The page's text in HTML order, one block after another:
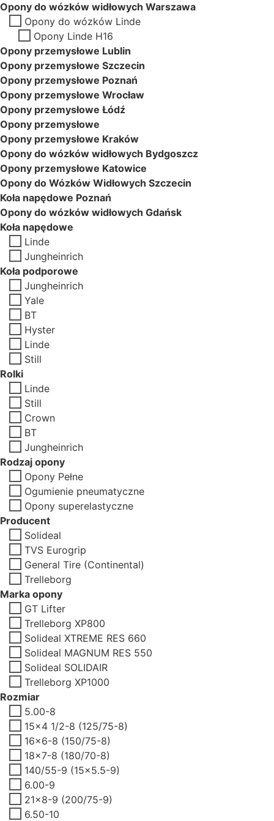
Opony do wózków widłowych Warszawa
Opony do wózków Linde
Opony Linde H16
Opony przemysłowe Lublin
Opony przemysłowe Szczecin
Opony przemysłowe Poznań
Opony przemysłowe Wrocław
Opony przemysłowe Łódź
Opony przemysłowe
Opony przemysłowe Kraków
Opony do wózków widłowych Bydgoszcz
Opony przemysłowe Katowice
Opony do Wózków Widłowych Szczecin
Koła napędowe Poznań
Opony do wózków widłowych Gdańsk
Koła napędowe
Linde
Jungheinrich
Koła podporowe
Jungheinrich
Yale
BT
Hyster
Linde
Still
Rolki
Linde
Still
Crown
BT
Jungheinrich
Rodzaj opony
Opony Pełne
Ogumienie pneumatyczne
Opony superelastyczne
Producent
Solideal
TVS Eurogrip
General Tire (Continental)
Trelleborg
Marka opony
GT Lifter
Trelleborg XP800
Solideal XTREME RES 660
Solideal MAGNUM RES 550
Solideal SOLIDAIR
Trelleborg XP1000
Rozmiar
5.00-8
15x4 1/2-8 (125/75-8)
16x6-8 (150/75-8)
18x7-8 (180/70-8)
140/55-9 (15x5.5-9)
6.00-9
21x8-9 (200/75-9)
6.50-10